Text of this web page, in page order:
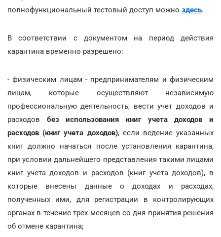
полнофункциональный тестовый доступ можно здесь.
В соответствии с документом на период действия
карантина временно разрешено:
- физическим лицам - предпринимателям и физическим
лицам, которые осуществляют независимую
профессиональную деятельность, вести учет доходов и
расходов без использования книг учета доходов и
расходов (книг учета доходов), если ведение указанных
книг должно начаться после установления карантина,
при условии дальнейшего представления такими лицами
книг учета доходов и расходов (книг учета доходов), в
которые внесены данные о доходах и расходах,
полученных ими, для регистрации в контролирующих
органах в течение трех месяцев со дня принятия решения
об отмене карантина;